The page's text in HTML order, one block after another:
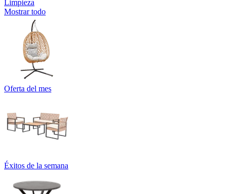
Limpieza
Mostrar todo
Oferta del mes
Éxitos de la semana